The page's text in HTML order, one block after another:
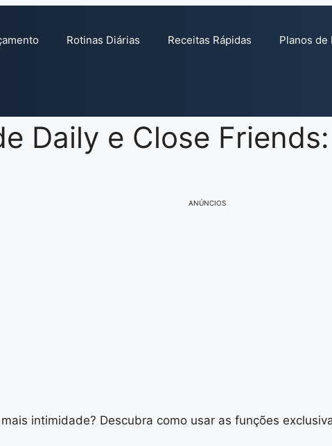
Rotinas Diárias Receitas Rápidas Planos de
Daily e Close
ANÚNCIOS
intimidade? Descubra como usar as funções